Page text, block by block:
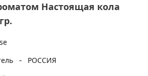
Настоящая кола
-
РОССИЯ